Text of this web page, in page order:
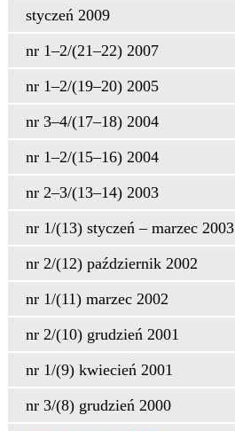
styczeń 2009
nr 1–2/(21–22) 2007
nr 1–2/(19–20) 2005
nr 3–4/(17–18) 2004
nr 1–2/(15–16) 2004
nr 2–3/(13–14) 2003
nr 1/(13) styczeń – marzec 2003
nr 2/(12) październik 2002
nr 1/(11) marzec 2002
nr 2/(10) grudzień 2001
nr 1/(9) kwiecień 2001
nr 3/(8) grudzień 2000